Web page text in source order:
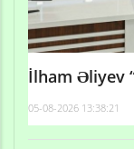
İlham Əliyev
05-08-2026 13:38:21